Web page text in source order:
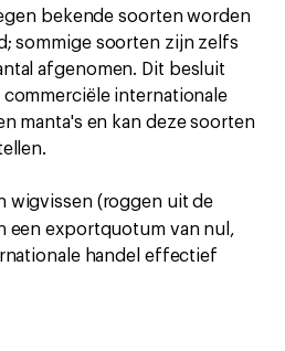
bekende soorten worden
sommige soorten zijn zelfs
afgenomen. Dit besluit
commerciële internationale
manta's en kan deze soorten
wigvissen (roggen uit de
een exportquotum van nul,
handel effectief